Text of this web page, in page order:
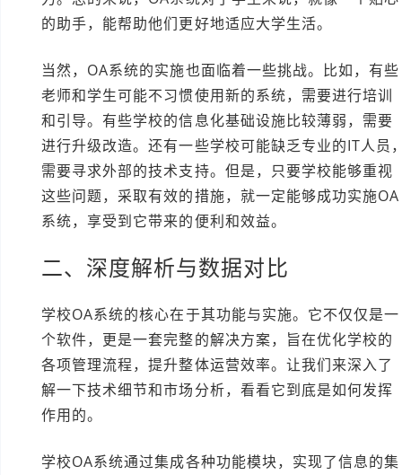
的助手，能帮助他们更好地适应大学生活。
当然，OA系统的实施也面临着一些挑战。比如，有些
老师和学生可能不习惯使用新的系统，需要进行培训
和引导。有些学校的信息化基础设施比较薄弱，需要
进行升级改造。还有一些学校可能缺乏专业的IT人员
需要寻求外部的技术支持。但是，只要学校能够重视
这些问题，采取有效的措施，就一定能够成功实施OA
系统，享受到它带来的便利和效益。
二、深度解析与数据对比
学校OA系统的核心在于其功能与实施。它不仅仅是一
个软件，更是一套完整的解决方案，旨在优化学校的
各项管理流程，提升整体运营效率。让我们来深入了
解一下技术细节和市场分析，看看它到底是如何发挥
作用的。
学校OA系统通过集成各种功能模块，实现了信息的集